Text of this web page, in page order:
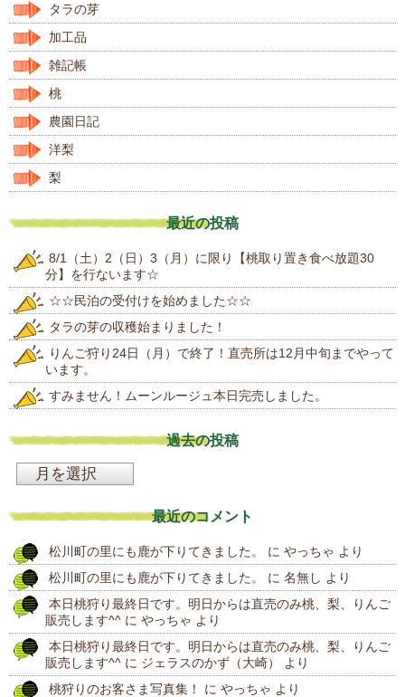
タラの芽
加工品
雑記帳
桃
農園日記
洋梨
梨
最近の投稿
8/1（土）2（日）3（月）に限り【桃取り置き食べ放題30
分】を行ないます☆
☆☆民泊の受付けを始めました☆☆
タラの芽の収穫始まりました！
りんご狩り24日（月）で終了！直売所は12月中旬までやって
います。
すみません！ムーンルージュ本日完売しました。
過去の投稿
投
稿
最近のコメント
松川町の里にも鹿が下りてきました。 に やっちゃ より
松川町の里にも鹿が下りてきました。
に 名無し より
本日桃狩り最終日です。明日からは直売のみ桃、梨、りんご
販売します^^ に やっちゃ より
本日桃狩り最終日です。明日からは直売のみ桃、梨、りんご
販売します^^ に ジェラスのかず（大崎）
より
桃狩りのお客さま写真集！
に やっちゃ より